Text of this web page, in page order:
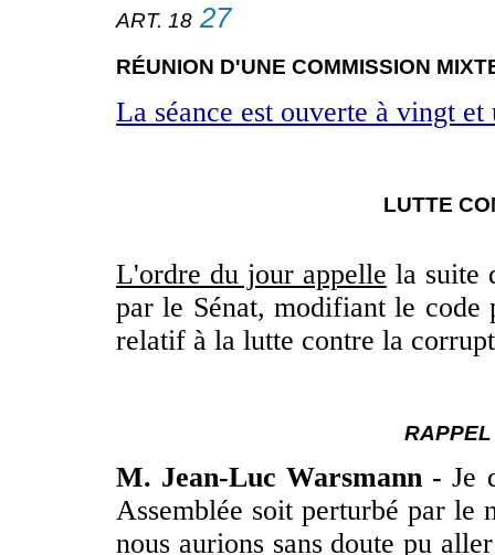
ART. 18 27
RÉUNION D'UNE COMMISSION
La séance est ouverte à vingt et
LUTTE
L'ordre du jour appelle la suite
par le Sénat, modifiant le code
relatif à la lutte contre la
M. Jean-Luc Warsmann - Je
Assemblée soit perturbé par le
nous aurions sans doute pu